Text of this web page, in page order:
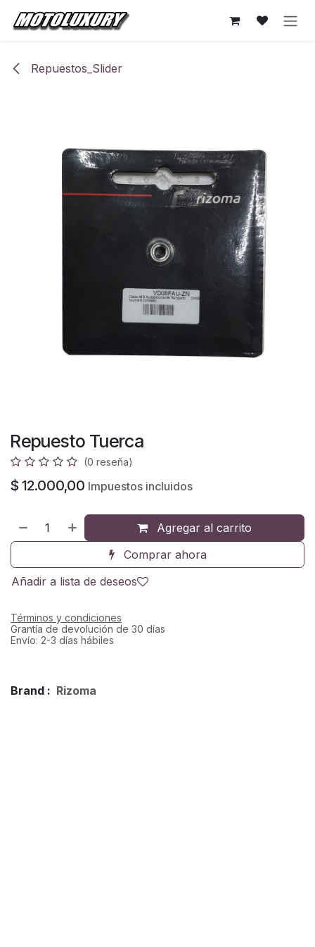
Ir al contenido
Repuestos_Slider
Repuesto Tuerca
(0 reseña)
$ 12.000,00 Impuestos incluidos
Agregar al carrito
Comprar ahora
Añadir a lista de deseos
Términos y condiciones
Grantía de devolución de 30 días
Envío: 2-3 días hábiles
Brand : Rizoma